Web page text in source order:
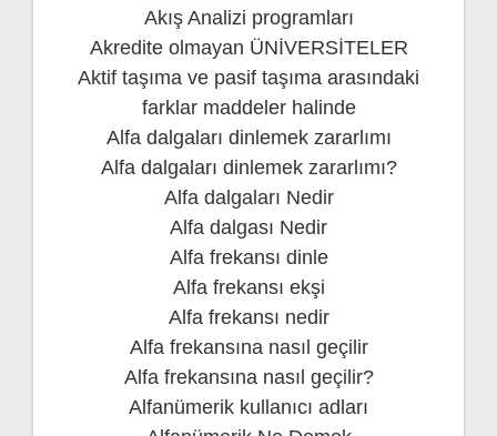
Akış Analizi programları
Akredite olmayan ÜNİVERSİTELER
Aktif taşıma ve pasif taşıma arasındaki
farklar maddeler halinde
Alfa dalgaları dinlemek zararlımı
Alfa dalgaları dinlemek zararlımı?
Alfa dalgaları Nedir
Alfa dalgası Nedir
Alfa frekansı dinle
Alfa frekansı ekşi
Alfa frekansı nedir
Alfa frekansına nasıl geçilir
Alfa frekansına nasıl geçilir?
Alfanümerik kullanıcı adları